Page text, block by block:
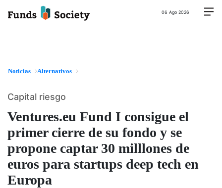
06 Ago 2026
Noticias Alternativos
Ventures.eu Fund I consigue el
primer cierre de su fondo y se
propone captar 30 milllones de
euros para startups deep tech en
Europa
Capital riesgo